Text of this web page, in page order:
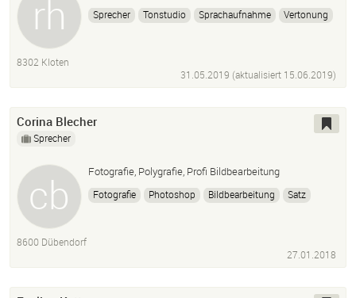
Sprecher Tonstudio Sprachaufnahme
Vertonung
8302 Kloten
31.05.2019 (aktualisiert 15.06.2019)
Corina Blecher
Sprecher
Fotografie, Polygrafie, Profi Bildbearbeitung
Fotografie Photoshop Bildbearbeitung Satz
8600 Dübendorf
27.01.2018